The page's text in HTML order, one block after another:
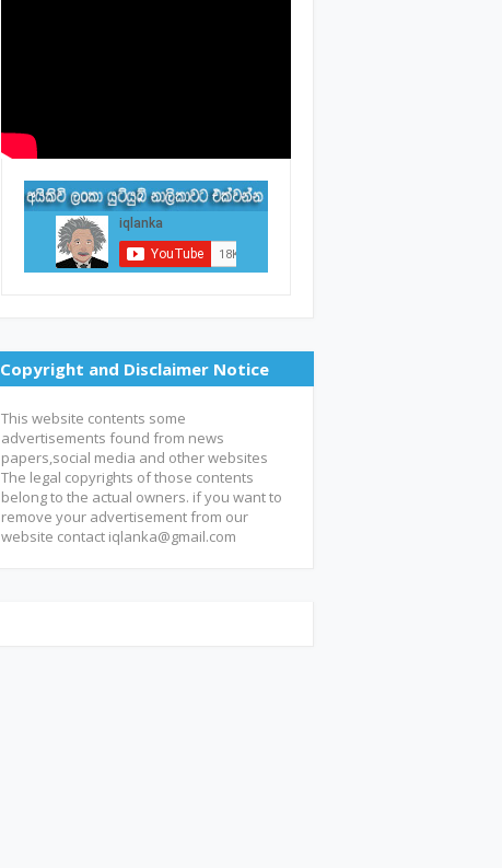
Copyright and Disclaimer Notice
This website contents some
advertisements found from news
papers,social media and other websites
The legal copyrights of those contents
belong to the actual owners. if you want to
remove your advertisement from our
website contact iqlanka@gmail.com